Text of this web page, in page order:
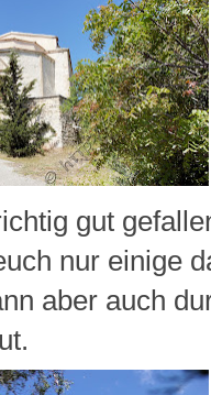
gut
nur einige
aber auch